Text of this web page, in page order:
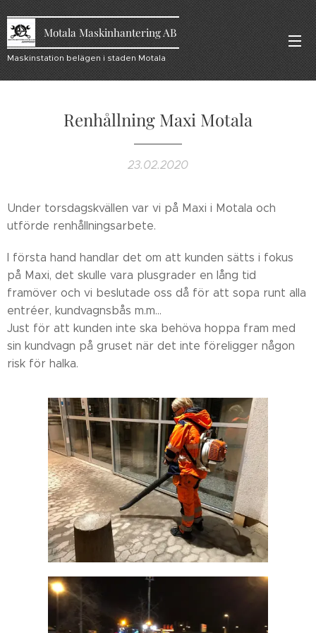
Motala Maskinhantering AB
Maskinstation belägen i staden Motala
Renhållning Maxi Motala
23.02.2020
Under torsdagskvällen var vi på Maxi i Motala och
utförde renhållningsarbete.
I första hand handlar det om att kunden sätts i fokus
på Maxi, det skulle vara plusgrader en lång tid
framöver och vi beslutade oss då för att sopa runt alla
entréer, kundvagnsbås m.m...
Just för att kunden inte ska behöva hoppa fram med
sin kundvagn på gruset när det inte föreligger någon
risk för halka.